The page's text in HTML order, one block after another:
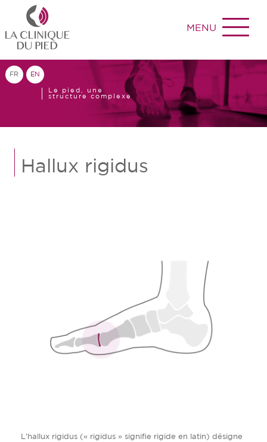
MENU
FR EN
Le pied, une
structure complexe
Hallux rigidus
L’hallux rigidus (« rigidus » signifie rigide en latin) désigne